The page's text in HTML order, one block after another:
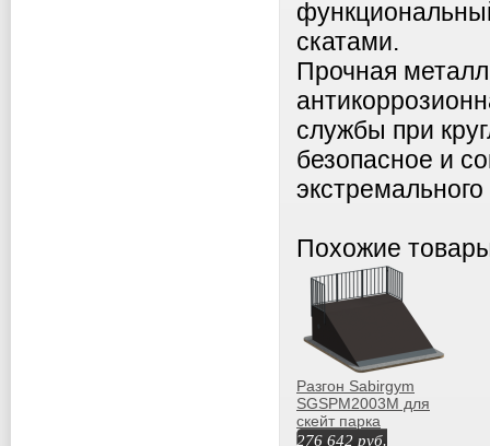
скатами.
Прочная
службы при
безопасное и
экстремального
Похожие
Разгон Sabirgym
SGSPM2003М для
скейт парка
276 642 руб.